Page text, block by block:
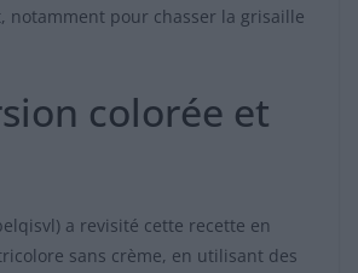
notamment pour chasser la grisaille
colorée et
a revisité cette recette en
sans crème, en utilisant des